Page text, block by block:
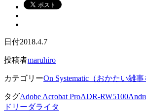
日付2018.4.7
投稿者maruhiro
カテゴリーOn Systematic（おかたい雑事
タグAdobe Acrobat ProADR-RW5100
ドリーダライタ